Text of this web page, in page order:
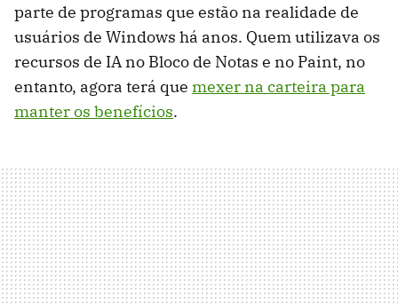
parte de programas que estão na realidade de
usuários de Windows há anos. Quem utilizava os
recursos de IA no Bloco de Notas e no Paint, no
entanto, agora terá que mexer na carteira para
manter os benefícios.